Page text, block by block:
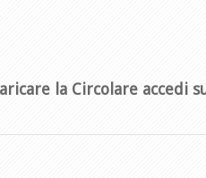
la Circolare accedi